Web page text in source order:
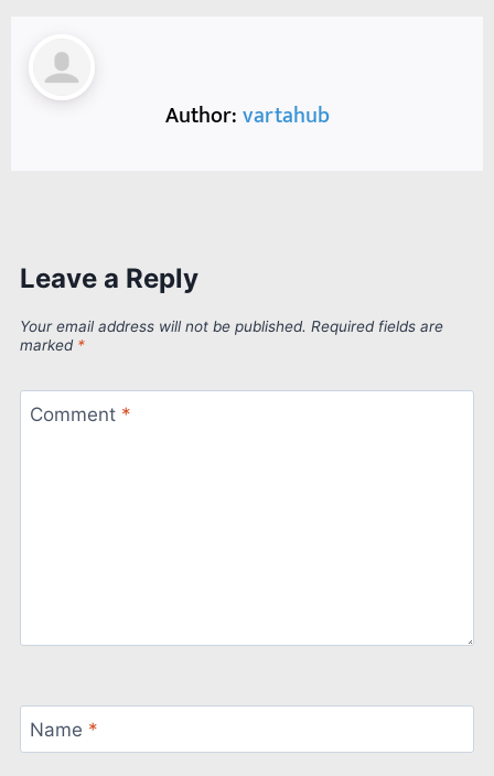
Author:vartahub
Leave a Reply
Your email address will not be published. Required fields are
marked *
Comment *
Name *